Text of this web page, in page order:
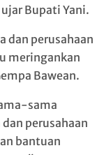
Bupati Yani.
dan perusahaan
meringankan
Bawean.
sama
perusahaan
bantuan